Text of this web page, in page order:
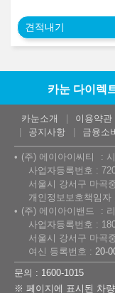
견적내기
카눈 다이렉
카눈소개 이용약관
공지사항
금융소
(주) 에이아이씨티
사업자등록번호 :
서울시 강서구 마곡
개인정보보호책임자
(주) 에이아이밴드
사업자등록번호 :
서울시 강서구 마곡
여신 등록번호 : 20-
문의 : 1600-1015
※ 페이지에 표시된 차